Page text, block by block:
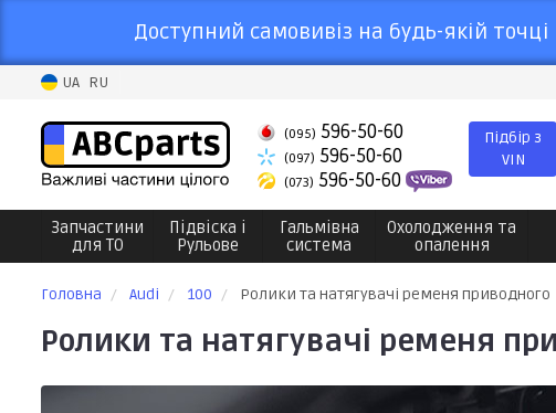
Доступний самовивіз на будь-якій
UA RU
(095) 596-50-60
(097) 596-50-60
(073) 596-50-60
Підбір з
VIN
Запчастини
для ТО
Підвіска і
Рульове
Гальмівна
система
Охолодження та
опалення
Головна Audi 100 Ролики та натягувачі ременя приводного
Ролики та натягувачі ременя